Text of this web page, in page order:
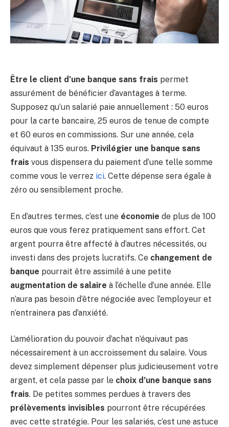
Être le client d’une banque sans frais permet
assurément de bénéficier d’avantages à terme.
Supposez qu’un salarié paie annuellement : 50 euros
pour la carte bancaire, 25 euros de tenue de compte
et 60 euros en commissions. Sur une année, cela
équivaut à 135 euros. Privilégier une banque sans
frais vous dispensera du paiement d’une telle somme
comme vous le verrez ici. Cette dépense sera égale à
zéro ou sensiblement proche.
En d’autres termes, c’est une économie de plus de 100
euros que vous ferez pratiquement sans effort. Cet
argent pourra être affecté à d’autres nécessités, ou
investi dans des projets lucratifs. Ce changement de
banque pourrait être assimilé à une petite
augmentation de salaire à l’échelle d’une année. Elle
n’aura pas besoin d’être négociée avec l’employeur et
n’entrainera pas d’anxiété.
L’amélioration du pouvoir d’achat n’équivaut pas
nécessairement à un accroissement du salaire. Vous
devez simplement dépenser plus judicieusement votre
argent, et cela passe par le choix d’une banque sans
frais. De petites sommes perdues à travers des
prélèvements invisibles pourront être récupérées
avec cette stratégie. Pour les salariés, c’est une astuce